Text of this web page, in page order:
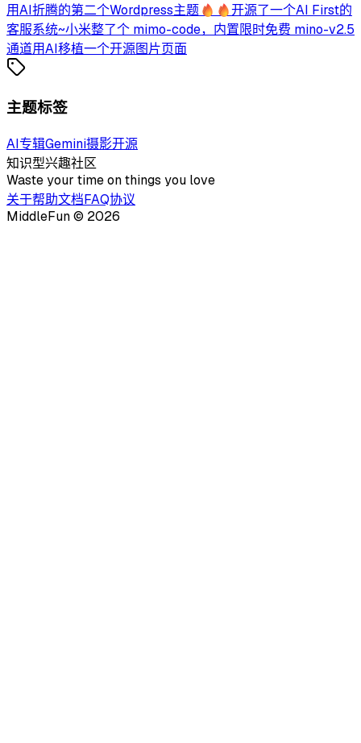
用AI折腾的第二个Wordpress主题🔥🔥开源了一个AI First的
客服系统~小米整了个 mimo-code，内置限时免费 mino-v2.5
通道用AI移植一个开源图片页面
主题标签
AI专辑Gemini摄影开源
知识型兴趣社区
Waste your time on things you love
关于帮助文档FAQ协议
MiddleFun © 2026